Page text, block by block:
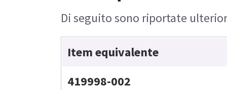
Di seguito sono riportate
Item equivalente
419998-002